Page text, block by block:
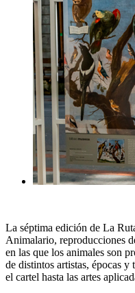
La séptima edición de La
Animalario, reproducciones
en las que los animales son
de distintos artistas, épocas
el cartel hasta las artes